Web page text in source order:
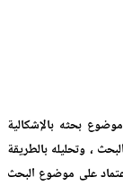
بحثه بالإشكالية
، وتحليله بالطريقة
على موضوع البحث